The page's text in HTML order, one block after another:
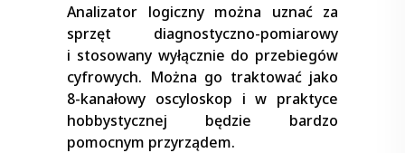
Analizator logiczny można uznać za
sprzęt diagnostyczno-pomiarowy
i stosowany wyłącznie do przebiegów
cyfrowych. Można go traktować jako
8-kanałowy oscyloskop i w praktyce
hobbystycznej będzie bardzo
pomocnym przyrządem.